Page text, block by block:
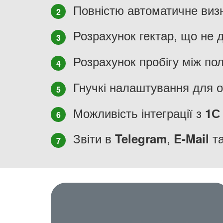
2 Повністю автоматичне
3 Розрахунок гектар, що не
4 Розрахунок пробігу між
5 Гнучкі налаштування для
6 Можливість інтеграції з 1С
7 Звіти в Telegram, E-Mail